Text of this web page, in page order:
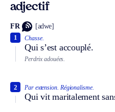
adjectif
FR [adwe]
Chasse.
Qui s’est accouplé.
1
Perdrix adouées.
Par extension. Régionalisme.
Qui vit maritalement
2